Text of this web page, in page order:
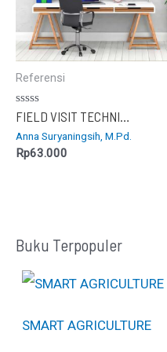
Referensi
Dinilai
0
dari
5
FIELD VISIT TECHNIQUE PADA PEMBELAJARAN BLANDED LEARNING
Anna Suryaningsih, M.Pd.
Rp63.000
Buku Terpopuler
SMART AGRICULTURE